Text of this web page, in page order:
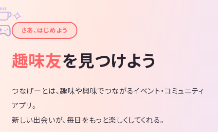
✦
✧
さあ、はじめよう
趣味友を見つけよう
つなげーとは、趣味や興味でつながるイベント・コミュニティ
アプリ。
新しい出会いが、毎日をもっと楽しくしてくれる。